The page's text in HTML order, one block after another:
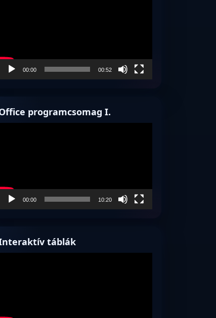
00:00 00:52
programcsomag I.
00:00 10:20
táblák